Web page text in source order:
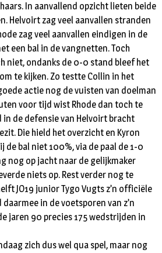
In aanvallend opzicht lieten beide
Helvoirt zag veel aanvallen stranden
zag veel aanvallen eindigen in de
een bal in de vangnetten. Toch
niet, ondanks de 0-0 stand bleef het
te kijken. Zo testte Collin in het
actie nog de vuisten van doelman
voor tijd wist Rhode dan toch te
in de defensie van Helvoirt bracht
Die hield het overzicht en Kyron
de bal niet 100%, via de paal de 1-0
nog op jacht naar de gelijkmaker
niets op. Rest verder nog te
JO19 junior Tygo Vugts z’n officiële
in de voetsporen van z’n
jaren 90 precies 175 wedstrijden in
zich dus wel qua spel, maar nog